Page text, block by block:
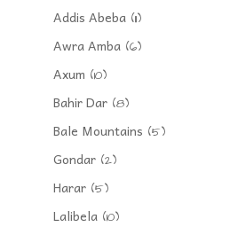
Addis Abeba(11)
Awra Amba(6)
Axum (10)
Bahir Dar(8)
Bale Mountains (5)
Gondar(2)
Harar(5)
Lalibela(10)